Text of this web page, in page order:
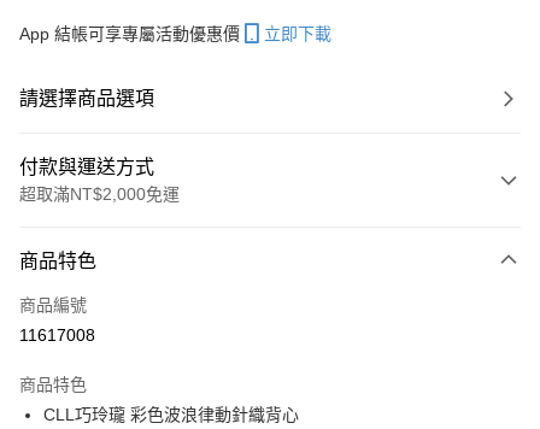
App 結帳可享專屬活動優惠價 立即下載
請選擇商品選項
付款與運送方式
超取滿NT$2,000免運
信用卡一次付款
信用卡分期付款
合作金庫商業銀行
華南商業銀行
彰化商業銀行
超商取貨付款
商品特色
商品編號
11617008
商品特色
CLL巧玲瓏 彩色波浪律動針織背心